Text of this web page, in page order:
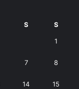
S S
1
7 8
14 15